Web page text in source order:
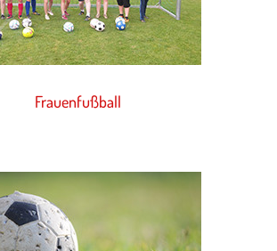
Frauenfußball